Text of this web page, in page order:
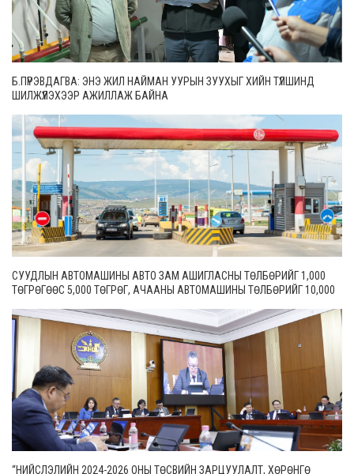
Б.ПҮРЭВДАГВА: ЭНЭ ЖИЛ НАЙМАН УУРЫН ЗУУХЫГ ХИЙН ТҮЛШИНД
ШИЛЖҮҮЛЭХЭЭР АЖИЛЛАЖ БАЙНА
СУУДЛЫН АВТОМАШИНЫ АВТО ЗАМ АШИГЛАСНЫ ТӨЛБӨРИЙГ 1,000
ТӨГРӨГӨӨС 5,000 ТӨГРӨГ, АЧААНЫ АВТОМАШИНЫ ТӨЛБӨРИЙГ 10,000
“НИЙСЛЭЛИЙН 2024-2026 ОНЫ ТӨСВИЙН ЗАРЦУУЛАЛТ, ХӨРӨНГӨ